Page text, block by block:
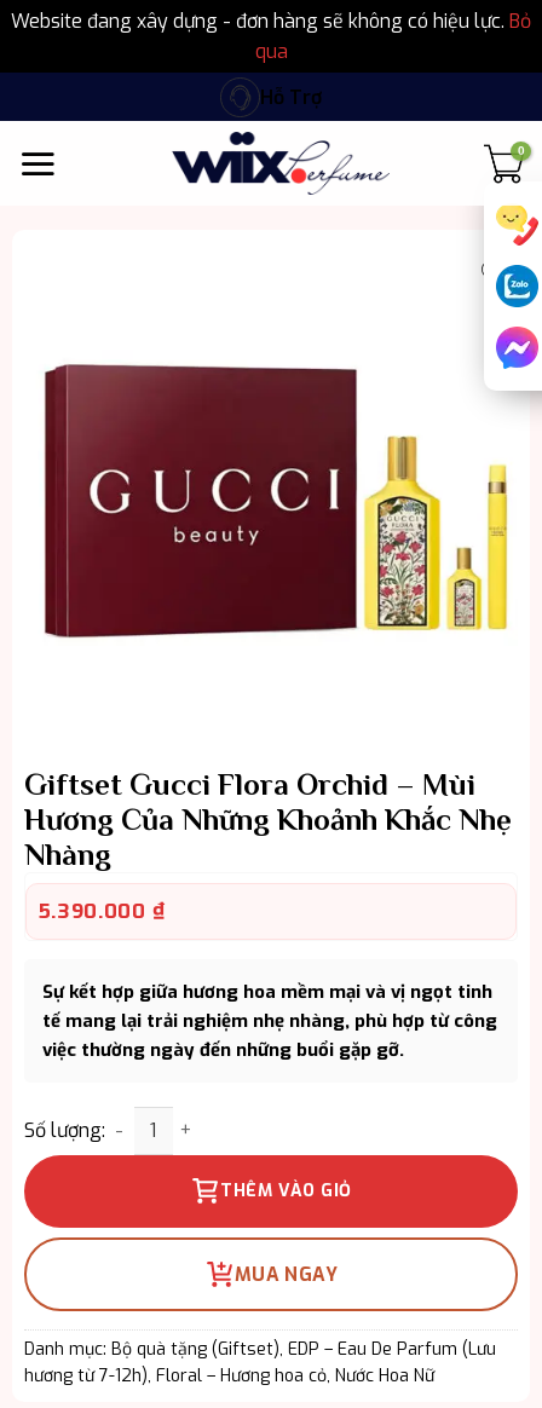
Website đang xây dựng - đơn hàng sẽ không có hiệu lực. Bỏ
qua
qua
nội
dung
Hỗ Trợ
Giftset Gucci Flora Orchid – Mùi
Hương Của Những Khoảnh Khắc Nhẹ
Nhàng
5.390.000 ₫
Sự kết hợp giữa hương hoa mềm mại và vị ngọt tinh
tế mang lại trải nghiệm nhẹ nhàng, phù hợp từ công
việc thường ngày đến những buổi gặp gỡ.
Số lượng: Giftset Gucci Flora Orchid – Mùi Hương Của
THÊM VÀO GIỎ
MUA NGAY
Danh mục: Bộ quà tặng (Giftset), EDP – Eau De Parfum (Lưu
hương từ 7-12h), Floral – Hương hoa cỏ, Nước Hoa Nữ